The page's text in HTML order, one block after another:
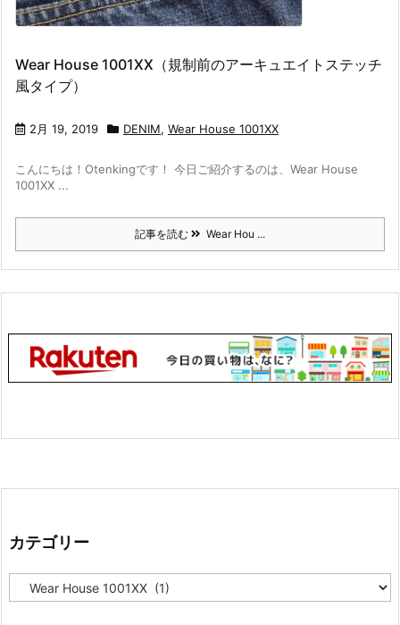
Wear House 1001XX（規制前のアーキュエイトステッチ
風タイプ）
2月 19, 2019 DENIM, Wear House 1001XX
こんにちは！Otenkingです！ 今日ご紹介するのは、Wear House
1001XX ...
記事を読む Wear Hou ...
カテゴリー
テ